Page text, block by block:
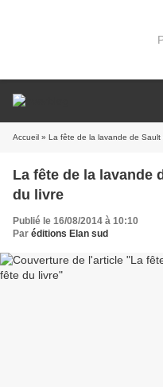
Accueil » La fête de la lavande de Sault
La fête de la lavande
du livre
Publié le 16/08/2014 à 10:10
Par éditions Elan sud